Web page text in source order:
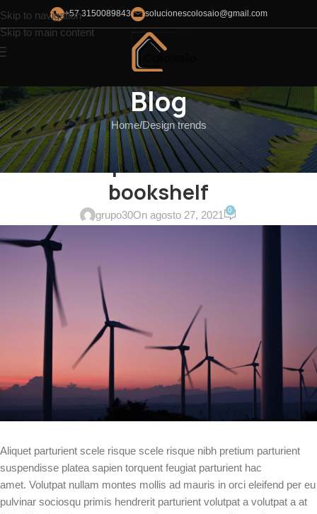
Skip to navigation
Skip to main content
+57 3150089843 solucionescolosaio@gmail.com
Blog
Home Design trends
DESIGN TRENDS
Reinterprets the classic
bookshelf
grupo30On agosto 27, 2021 0
Aliquet parturient scele risque scele risque nibh pretium parturient
suspendisse platea sapien torquent feugiat parturient hac
amet. Volutpat nullam montes mollis ad mauris in orci eleifend per eu
pulvinar sociosqu primis hendrerit parturient volutpat a volutpat a at